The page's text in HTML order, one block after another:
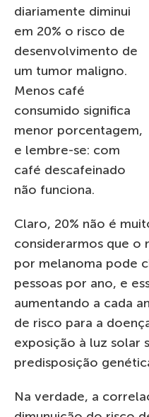
diariamente diminui
em 20% o risco de
desenvolvimento de
um tumor maligno.
Menos café
consumido significa
menor porcentagem,
e lembre-se: com
café descafeinado
não funciona.
Claro, 20% não é
considerarmos que o
por melanoma pode
pessoas por ano, e
aumentando a cada
de risco para a
exposição à luz solar
predisposição
Na verdade, a